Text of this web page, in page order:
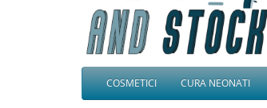
COSMETICI CURA NEONATI